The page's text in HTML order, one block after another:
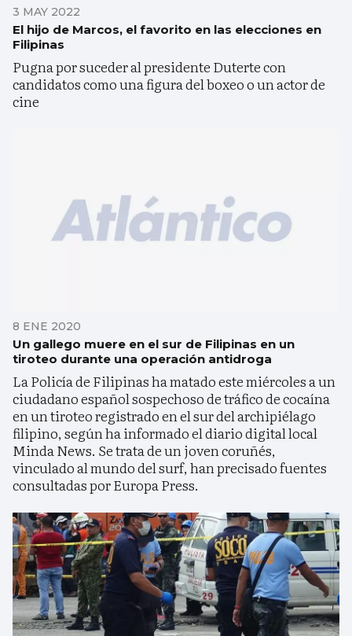
3 MAY 2022
El hijo de Marcos, el favorito en las elecciones en
Filipinas
Pugna por suceder al presidente Duterte con
candidatos como una figura del boxeo o un actor de
cine
8 ENE 2020
Un gallego muere en el sur de Filipinas en un
tiroteo durante una operación antidroga
La Policía de Filipinas ha matado este miércoles a un
ciudadano español sospechoso de tráfico de cocaína
en un tiroteo registrado en el sur del archipiélago
filipino, según ha informado el diario digital local
Minda News. Se trata de un joven coruñés,
vinculado al mundo del surf, han precisado fuentes
consultadas por Europa Press.